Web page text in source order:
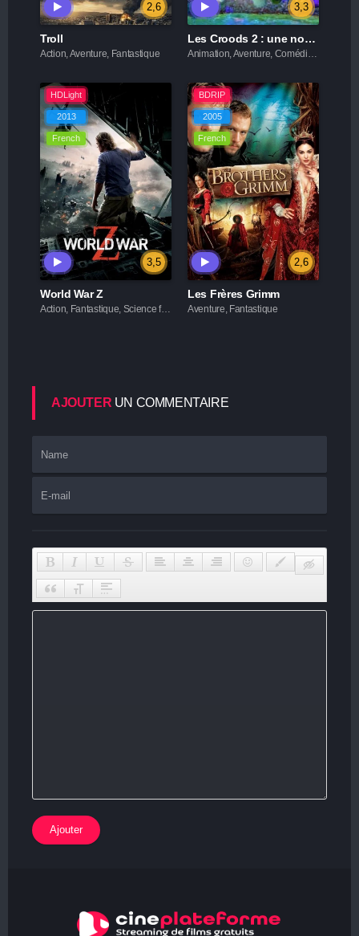
2,6
Troll
Action, Aventure, Fantastique
3,3
Les Croods 2 : une nouvelle ère
Animation, Aventure, Comédie, Famille
HDLight
2013
French
3,5
World War Z
Action, Fantastique, Science fiction
BDRIP
2005
French
2,6
Les Frères Grimm
Aventure, Fantastique
AJOUTER UN COMMENTAIRE
Ajouter